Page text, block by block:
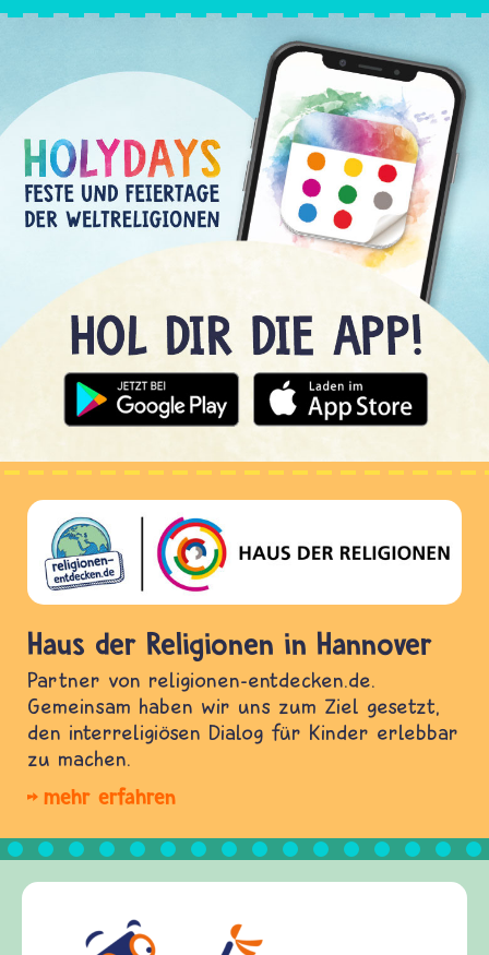
Haus der Religionen in Hannover
Partner von religionen-entdecken.de.
Gemeinsam haben wir uns zum Ziel gesetzt,
den interreligiösen Dialog für Kinder erlebbar
zu machen.
mehr erfahren